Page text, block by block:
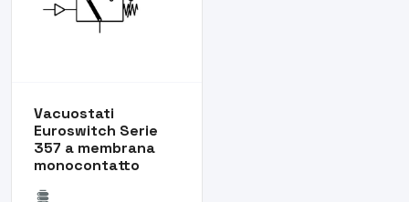
Vacuostati
Euroswitch Serie
357 a membrana
monocontatto